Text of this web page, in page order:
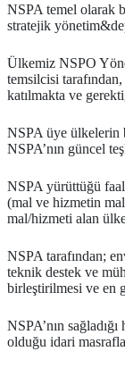
NSPA temel olarak
stratejik
Ülkemiz NSPO
temsilcisi
katılmakta ve
NSPA üye ülkelerin
NSPA’nın güncel
NSPA yürüttüğü
(mal ve hizmetin
mal/hizmeti alan
NSPA tarafından;
teknik destek ve
birleştirilmesi ve en
NSPA’nın
olduğu idari